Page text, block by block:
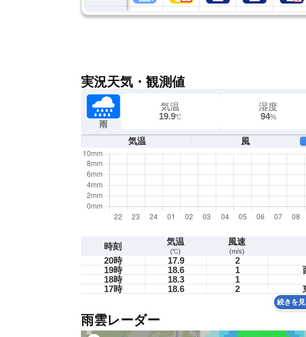
実況天気・観測値
雨
気温
19.9℃
湿度
94%
気温 風
時刻 気温
(℃)
風速
(m/s)
20時 17.9 2
19時
18.6 1
18時
18.3 1
17時
18.6 2
続きを
雨雲レーダー